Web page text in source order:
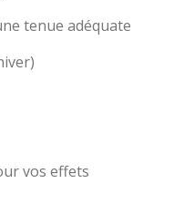
tenue adéquate
vos effets